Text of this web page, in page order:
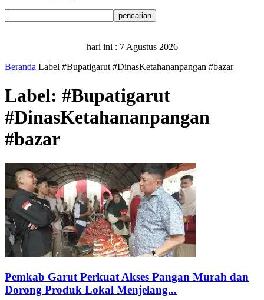
hari ini : 7 Agustus 2026
Beranda Label #Bupatigarut #DinasKetahananpangan #bazar
Label: #Bupatigarut
#DinasKetahananpangan
#bazar
Pemkab Garut Perkuat Akses Pangan Murah dan
Dorong Produk Lokal Menjelang...